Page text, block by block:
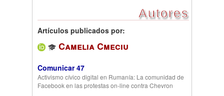
Autores
Artículos publicados por:
Camelia Cmeciu
Comunicar 47
Activismo cívico digital en Rumanía: La comunidad de
Facebook en las protestas on-line contra Chevron